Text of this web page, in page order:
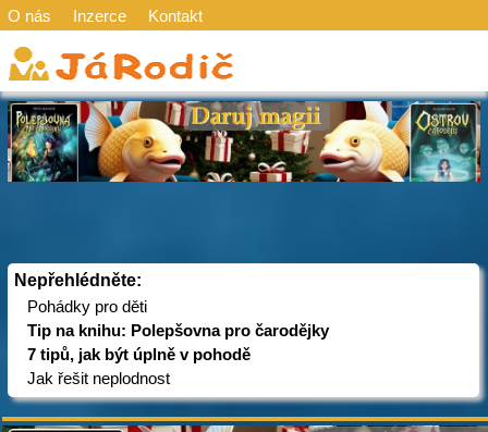
O nás Inzerce Kontakt
Nepřehlédněte:
Pohádky pro děti
Tip na knihu: Polepšovna pro čarodějky
7 tipů, jak být úplně v pohodě
Jak řešit neplodnost